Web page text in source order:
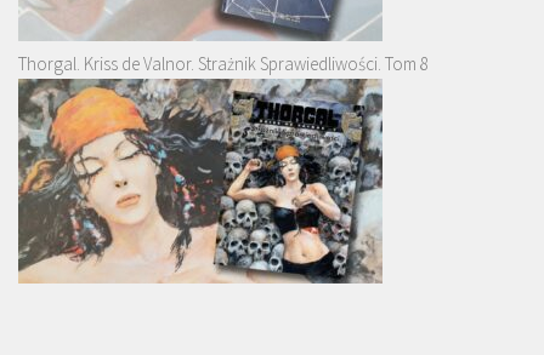
Thorgal. Kriss de Valnor. Strażnik Sprawiedliwości. Tom 8